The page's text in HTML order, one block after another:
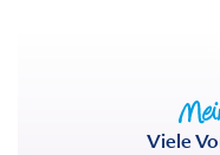
Viele